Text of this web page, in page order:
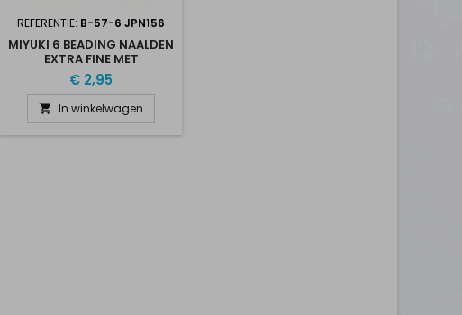
REFERENTIE: B-57-6 JPN156
MIYUKI 6 BEADING NAALDEN
EXTRA FINE MET
DRAADSTEKER
€ 2,95
 In winkelwagen